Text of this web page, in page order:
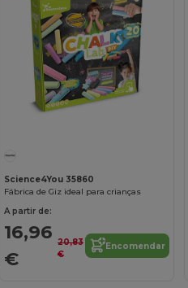
Science4You 35860
Fábrica de Giz ideal para crianças
A partir de:
16,96
€
20,83
€
Encomendar